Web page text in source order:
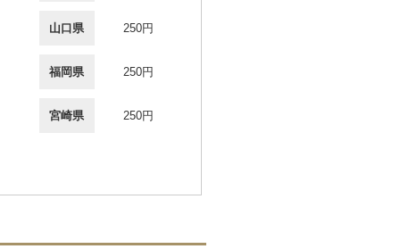
山口県 250円
福岡県 250円
宮崎県 250円